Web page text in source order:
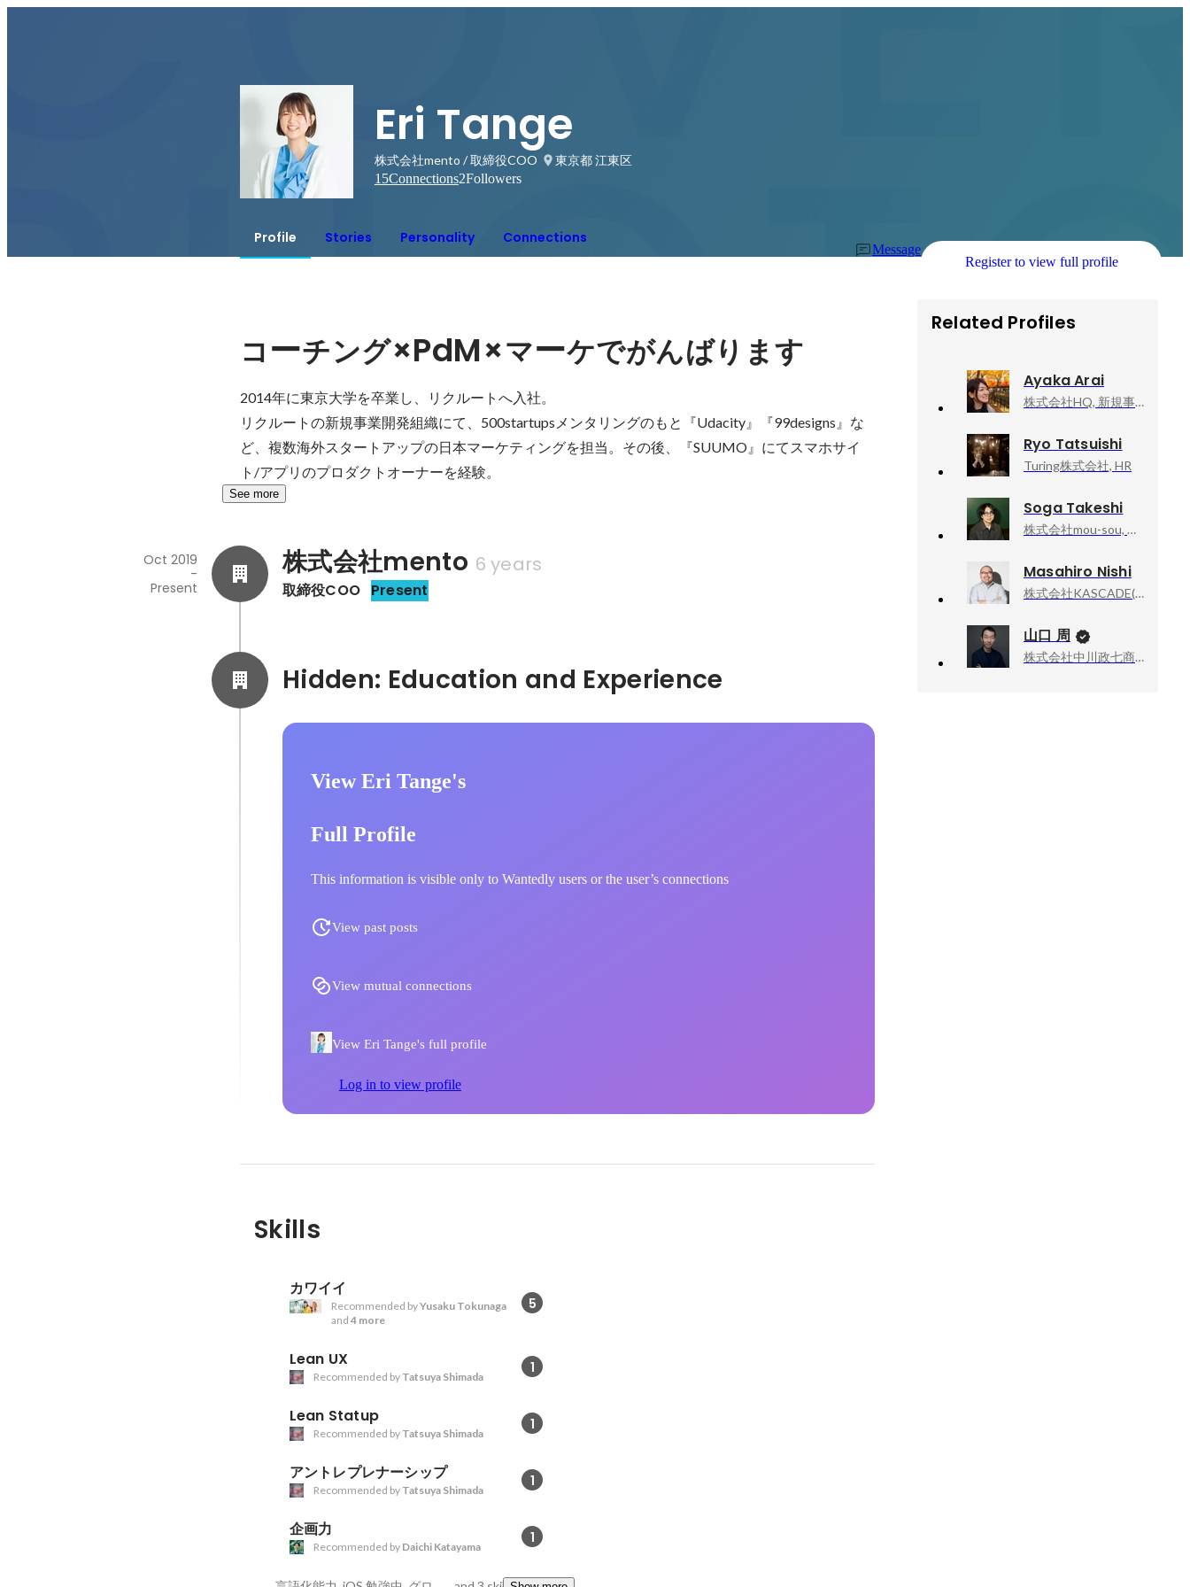
Eri Tange
株式会社mento / 取締役COO
東京都 江東区
15Connections2Followers
Profile Stories Personality Connections
Message
Register to view full profile
コ ーチング×PdM×マーケでがんばります
2014年に東京大学を卒業し、リクルートへ入社。
リクルートの新規事業開発組織にて、500startupsメンタリングのもと『Udacity』『99designs』な
ど、複数海外スタートアップの日本マーケティングを担当。その後、『SUUMO』にてスマホサイ
ト/アプリのプロダクトオーナーを経験。
See more
株式会社mento 6 years
取締役COO Present
Oct 2019
-
Present
View Eri Tange's
Full Profile
This information is visible only to Wantedly users or the user’s connections
View past posts
View mutual connections
View Eri Tange's full profile
Log in to view profile
Skills
カワイイ
5
Recommended byYusaku Tokunaga
and 4 more
Lean UX 1
Recommended by Tatsuya Shimada
Lean Statup 1
Recommended by Tatsuya Shimada
アントレプレナーシップ 1
Recommended by Tatsuya Shimada
企画力 1
Recommended by Daichi Katayama
Related Profiles
Ayaka Arai
株式会社HQ, 新規事業開発 コーチング事業部
Ryo Tatsuishi
Turing株式会社, HR
Soga Takeshi
株式会社mou-sou, 取締役
Masahiro Nishi
株式会社KASCADE(MOLTS), 取締役COO
山口 周
株式会社中川政七商店, 社外取締役